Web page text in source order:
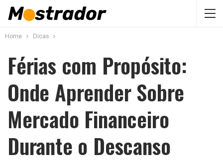
Home Dicas
Férias com Propósito:
Onde Aprender Sobre
Mercado Financeiro
Durante o Descanso